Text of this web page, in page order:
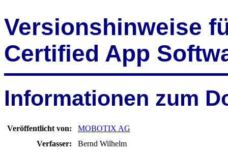
Versionshinweise
Certified App
Informationen zum
Veröffentlicht von:
MOBOTIX AG
Verfasser:
Bernd Wilhelm